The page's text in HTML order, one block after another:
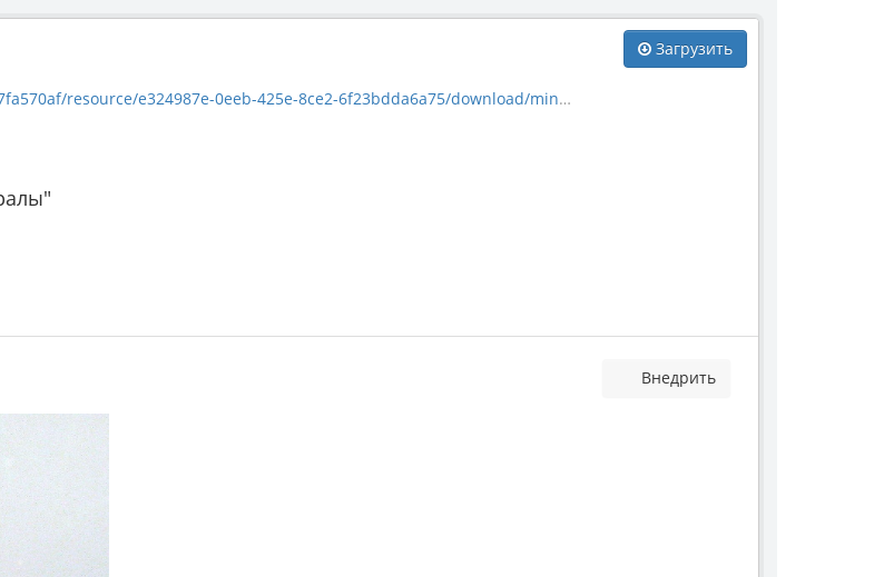
Загрузить
resource/e324987e-0eeb-425e-8ce2-6f23bdda6a75/download/mineral_2181.jpg
Внедрить